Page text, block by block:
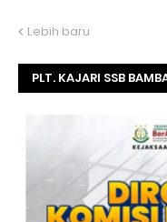
Lebih baru
PLT. KAJARI SSB
KEJAKSAAN RI KE- 20